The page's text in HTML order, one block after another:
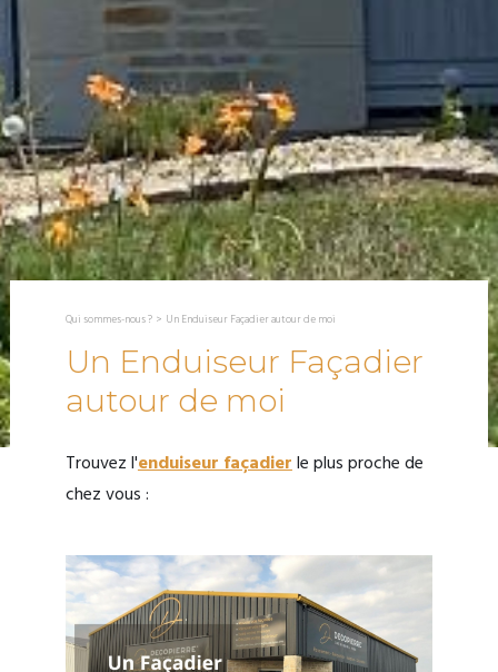
Qui sommes-nous ? > Un Enduiseur Façadier autour de moi
Un Enduiseur Façadier
autour de moi
Trouvez l'enduiseur façadierle plus proche de
chez vous :